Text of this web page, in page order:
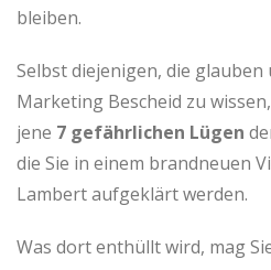
bleiben.
Selbst diejenigen, die
Marketing Bescheid zu
jene 7 gefährlichen Lügen
die Sie in einem brandneuen
Lambert aufgeklärt werden.
Was dort enthüllt wird, mag